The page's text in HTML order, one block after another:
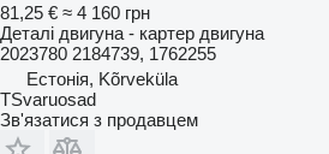
81,25 € ≈ 4 160 грн
Деталі двигуна - картер двигуна
2023780 2184739, 1762255
Естонія, Kõrveküla
TSvaruosad
Зв'язатися з продавцем